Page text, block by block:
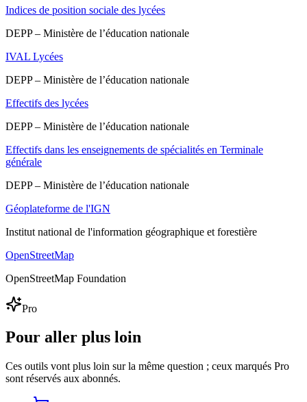
Indices de position sociale des lycées
DEPP – Ministère de l’éducation nationale
IVAL Lycées
DEPP – Ministère de l’éducation nationale
Effectifs des lycées
DEPP – Ministère de l’éducation nationale
Effectifs dans les enseignements de spécialités en Terminale
générale
DEPP – Ministère de l’éducation nationale
Géoplateforme de l'IGN
Institut national de l'information géographique et forestière
OpenStreetMap
OpenStreetMap Foundation
Pro
Pour aller plus loin
Ces outils vont plus loin sur la même question ; ceux marqués Pro
sont réservés aux abonnés.